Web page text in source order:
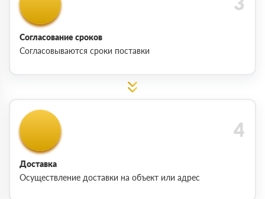
Согласование сроков
Согласовываются сроки поставки
Доставка
Осуществление доставки на объект или адрес